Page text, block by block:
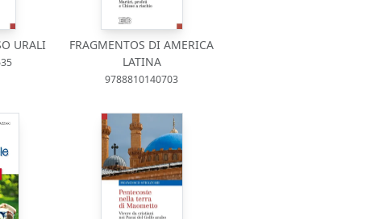
URALI
FRAGMENTOS DI AMERICA
LATINA
9788810140703